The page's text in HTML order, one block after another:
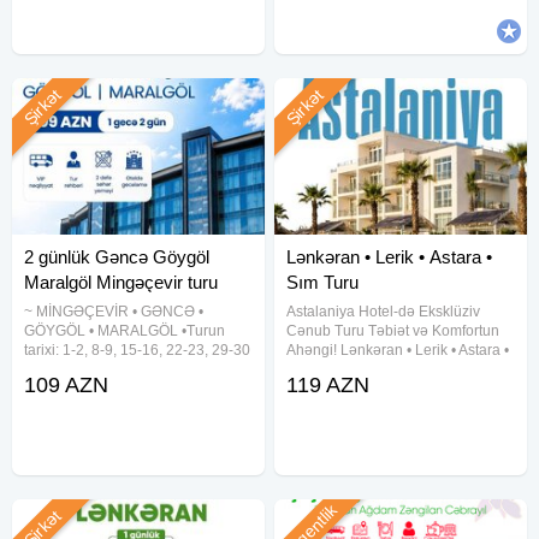
2 günlük Gəncə Göygöl
Maralgöl Mingəçevir turu
~ MİNGƏÇEVİR • GƏNCƏ •
GÖYGÖL • MARALGÖL •Turun
tarixi: 1-2, 8-9, 15-16, 22-23, 29-30
✓Qiymətə daxildir: ➠ Vıp nəqliyyat
Şirkət
109 AZN
Lənkəran • Lerik • Astara •
Sım Turu
Astalaniya Hotel-də Eksklüziv
Cənub Turu Təbiət və Komfortun
Ahəngi! Lənkəran • Lerik • Astara •
Tarixlər: ⸻ 29-30 İYUL 1-2
Şirkət
119 AZN
Şirkət